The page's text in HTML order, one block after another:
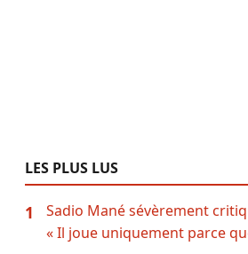
LES PLUS LUS
1
Sadio Mané sévèrement
« Il joue uniquement parce